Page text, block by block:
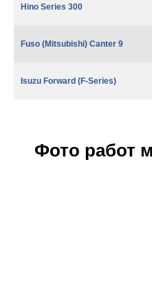
Hino Series 300
Fuso (Mitsubishi) Canter 9
Isuzu Forward (F-Series)
Фото работ